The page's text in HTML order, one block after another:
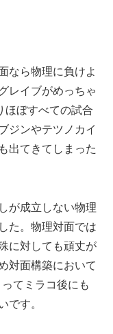
なら物理に負けよ
レイブがめっちゃ
ほぼすべての試合
ジンやテツノカイ
出てきてしまった
が成立しない物理
た。物理対面では
に対しても頑丈が
対面構築において
てミラコ後にも
です。